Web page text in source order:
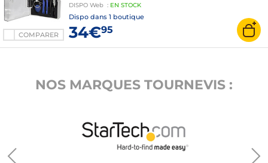
COMPARER
DISPO Web : EN STOCK
Dispo dans 1 boutique
34€95
NOS MARQUES TOURNEVIS :